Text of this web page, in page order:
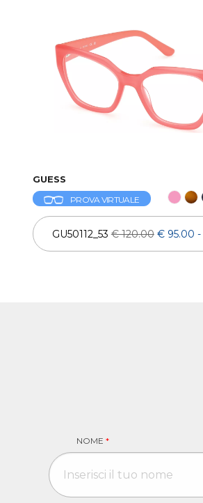
GUESS
PROVA VIRTUALE
GU50112_53€ 120.00 € 95.00 -
NOME *